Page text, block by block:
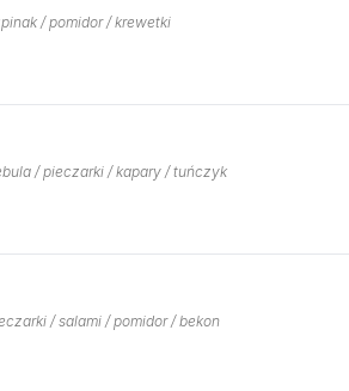
/ pomidor / krewetki
/ pieczarki / kapary / tuńczyk
/ salami / pomidor / bekon